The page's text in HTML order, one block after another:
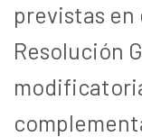
previstas en
Resolución